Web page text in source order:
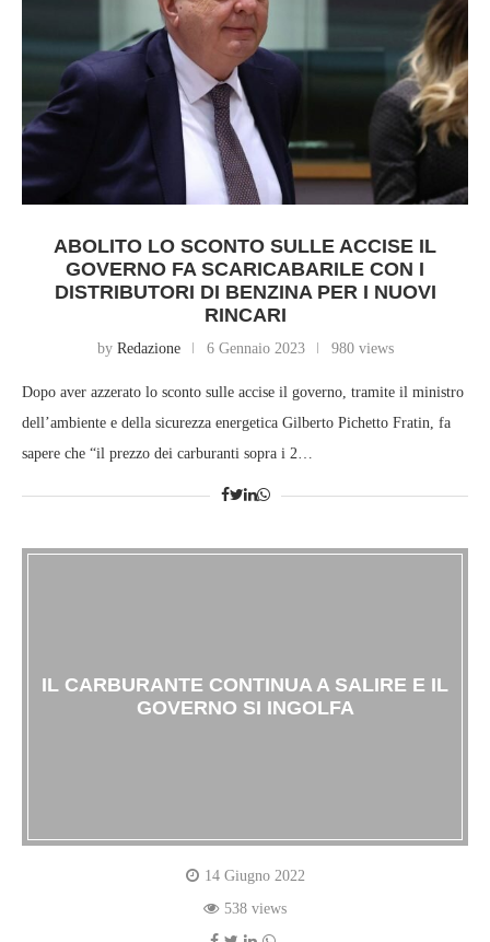
ABOLITO LO SCONTO SULLE ACCISE IL
GOVERNO FA SCARICABARILE CON I
DISTRIBUTORI DI BENZINA PER I NUOVI
RINCARI
by Redazione 6 Gennaio 2023 980 views
Dopo aver azzerato lo sconto sulle accise il governo, tramite il ministro
dell’ambiente e della sicurezza energetica Gilberto Pichetto Fratin, fa
sapere che “il prezzo dei carburanti sopra i 2…
IL CARBURANTE CONTINUA A SALIRE E IL
GOVERNO SI INGOLFA
14 Giugno 2022
538 views